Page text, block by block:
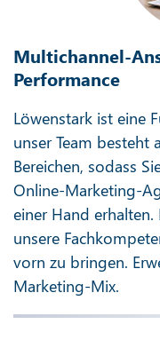
Multichannel-
Performance
Löwenstark ist eine
unser Team besteht
Bereichen, sodass
Online-Marketing-
einer Hand
unsere
vorn zu bringen.
Marketing-Mix.